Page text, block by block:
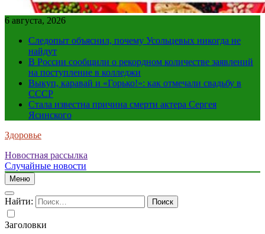
6 августа, 2026
Следопыт объяснил, почему Усольцевых никогда не
найдут
В России сообщили о рекордном количестве заявлений
на поступление в колледжи
Выкуп, каравай и «Горько!»: как отмечали свадьбу в
СССР
Стала известна причина смерти актера Сергея
Ясинского
Здоровье
Новостная рассылка
Случайные новости
Меню
Найти:
Заголовки